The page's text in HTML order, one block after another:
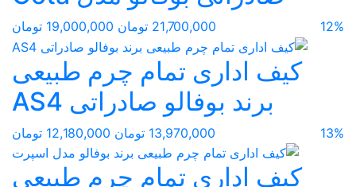
12% 21,700,000 تومان 19,000,000 تومان
کیف اداری تمام چرم طبیعی
برند بوفالو صادراتی AS4
13% 13,970,000 تومان 12,180,000 تومان
کیف اداری تمام چرم طبیعی